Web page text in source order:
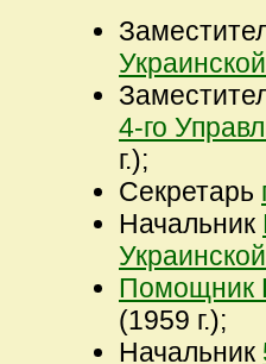
4-го
г.);
Секретарь
Начальник
Помощник
(1959 г.);
Начальник